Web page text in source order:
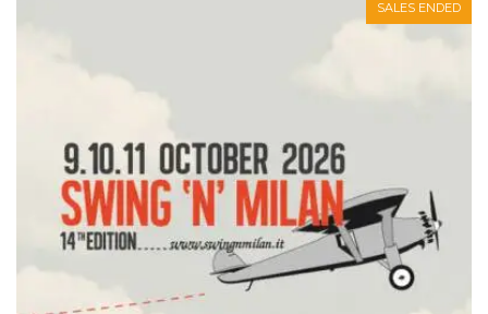
SALES ENDED